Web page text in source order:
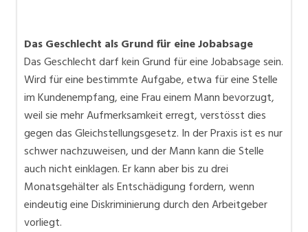
Das Geschlecht als Grund für eine Jobabsage
Das Geschlecht darf kein Grund für eine Jobabsage sein.
Wird für eine bestimmte Aufgabe, etwa für eine Stelle
im Kundenempfang, eine Frau einem Mann bevorzugt,
weil sie mehr Aufmerksamkeit erregt, verstösst dies
gegen das Gleichstellungsgesetz. In der Praxis ist es nur
schwer nachzuweisen, und der Mann kann die Stelle
auch nicht einklagen. Er kann aber bis zu drei
Monatsgehälter als Entschädigung fordern, wenn
eindeutig eine Diskriminierung durch den Arbeitgeber
vorliegt.